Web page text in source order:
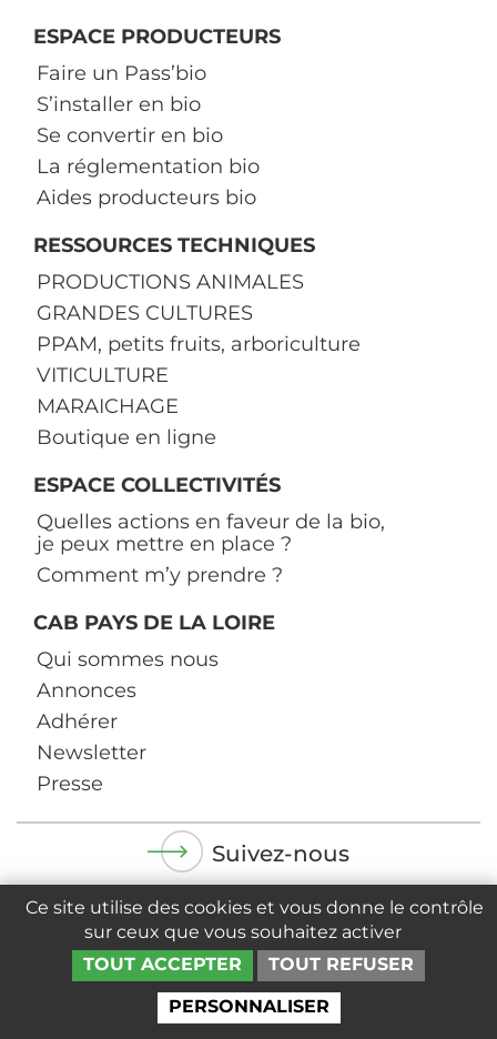
ESPACE PRODUCTEURS
Faire un Pass’bio
S’installer en bio
Se convertir en bio
La réglementation bio
Aides producteurs bio
RESSOURCES TECHNIQUES
PRODUCTIONS ANIMALES
GRANDES CULTURES
PPAM, petits fruits, arboriculture
VITICULTURE
MARAICHAGE
Boutique en ligne
ESPACE COLLECTIVITÉS
Quelles actions en faveur de la bio,
je peux mettre en place ?
Comment m’y prendre ?
CAB PAYS DE LA LOIRE
Qui sommes nous
Annonces
Adhérer
Newsletter
Presse
Suivez-nous
Politique de confidentialité
Mentions
légales
Ce site utilise des cookies et vous donne le contrôle
sur ceux que vous souhaitez activer
TOUT ACCEPTER
TOUT REFUSER
PERSONNALISER